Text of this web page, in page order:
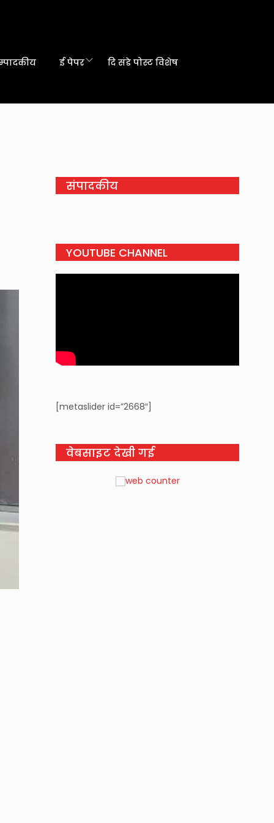
ई पेपर दि संडे पोस्ट विशेष
संपादकीय
YOUTUBE CHANNEL
[metaslider id=”2668″]
वेबसाइट देखी गई